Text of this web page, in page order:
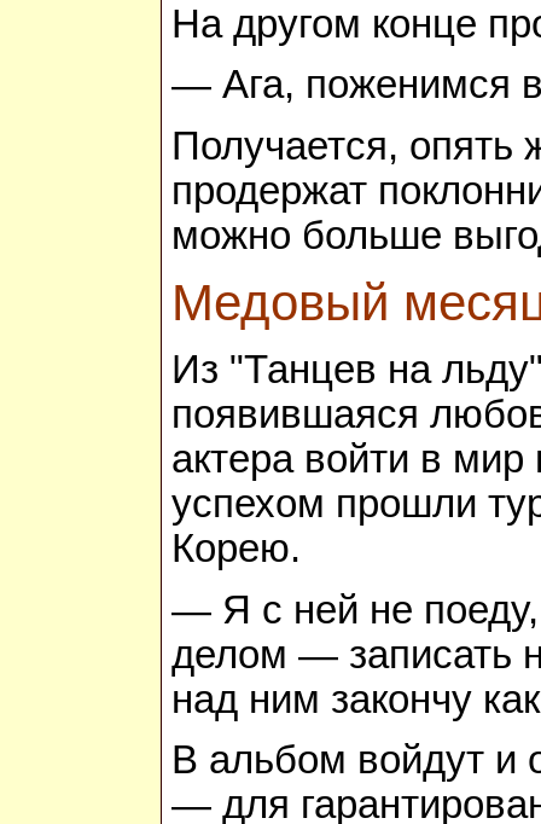
На другом конце
— Ага, поженимся
Получается,
продержат
можно больше
Медовый
Из "Танцев на
появившаяся
актера войти в
успехом прошли
Корею.
— Я с ней не
делом — записать
над ним закончу
В альбом войдут и
— для